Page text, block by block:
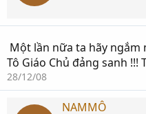
Một lần nữa ta hãy ngắm
Tô Giáo Chủ đảng sanh !!!
28/12/08
NAMMÔ